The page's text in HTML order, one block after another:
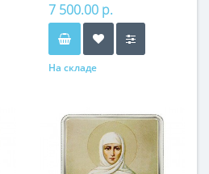
7 500.00 р.
На складе